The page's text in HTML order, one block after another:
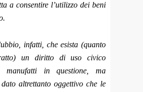
a consentire l’utilizzo dei beni
infatti, che esista (quanto
un diritto di uso civico
manufatti in questione, ma
altrettanto oggettivo che le